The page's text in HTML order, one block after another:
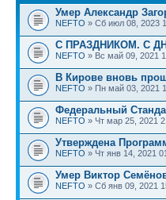
Умер Александр
NEFTO » Сб июл 08, 2023
С ПРАЗДНИКОМ. С
NEFTO » Вс май 09, 2021
В Кирове вновь
NEFTO » Пн май 03, 2021
Федеральный
NEFTO » Чт мар 25, 2021
Утверждена
NEFTO » Чт янв 14, 2021
Умер Виктор
NEFTO » Сб янв 09, 2021